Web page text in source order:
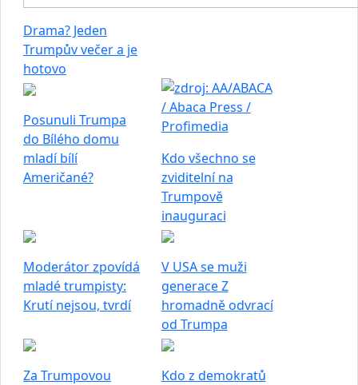
Drama? Jeden
Trumpův večer a je
hotovo
Posunuli Trumpa
do Bílého domu
mladí bílí
Američané?
Kdo všechno se
zviditelní na
Trumpově
inauguraci
Moderátor zpovídá
mladé trumpisty:
Krutí nejsou, tvrdí
V USA se muži
generace Z
hromadně odvrací
od Trumpa
Za Trumpovou
Kdo z demokratů